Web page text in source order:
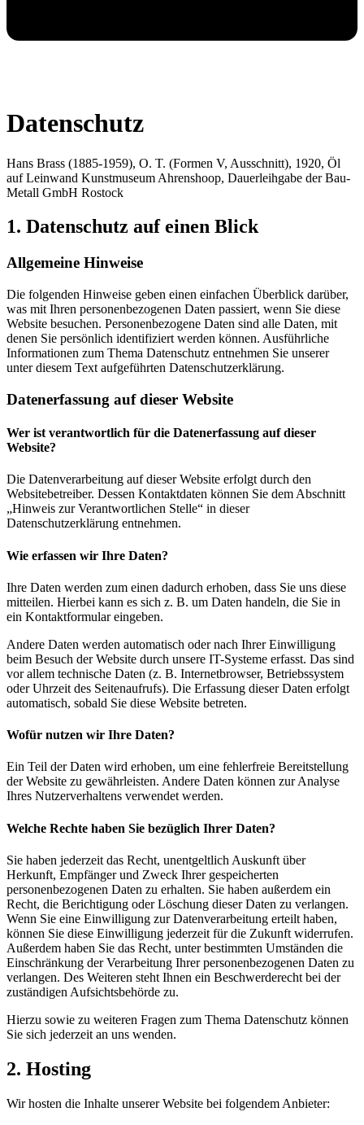
Datenschutz
Hans Brass (1885-1959), O. T. (Formen V, Ausschnitt), 1920, Öl
auf Leinwand Kunstmuseum Ahrenshoop, Dauerleihgabe der Bau-
Metall GmbH Rostock
1. Datenschutz auf einen Blick
Allgemeine Hinweise
Die folgenden Hinweise geben einen einfachen Überblick darüber,
was mit Ihren personenbezogenen Daten passiert, wenn Sie diese
Website besuchen. Personenbezogene Daten sind alle Daten, mit
denen Sie persönlich identifiziert werden können. Ausführliche
Informationen zum Thema Datenschutz entnehmen Sie unserer
unter diesem Text aufgeführten Datenschutzerklärung.
Datenerfassung auf dieser Website
Wer ist verantwortlich für die Datenerfassung auf dieser
Website?
Die Datenverarbeitung auf dieser Website erfolgt durch den
Websitebetreiber. Dessen Kontaktdaten können Sie dem Abschnitt
„Hinweis zur Verantwortlichen Stelle“ in dieser
Datenschutzerklärung entnehmen.
Wie erfassen wir Ihre Daten?
Ihre Daten werden zum einen dadurch erhoben, dass Sie uns diese
mitteilen. Hierbei kann es sich z. B. um Daten handeln, die Sie in
ein Kontaktformular eingeben.
Andere Daten werden automatisch oder nach Ihrer Einwilligung
beim Besuch der Website durch unsere IT-Systeme erfasst. Das sind
vor allem technische Daten (z. B. Internetbrowser, Betriebssystem
oder Uhrzeit des Seitenaufrufs). Die Erfassung dieser Daten erfolgt
automatisch, sobald Sie diese Website betreten.
Wofür nutzen wir Ihre Daten?
Ein Teil der Daten wird erhoben, um eine fehlerfreie Bereitstellung
der Website zu gewährleisten. Andere Daten können zur Analyse
Ihres Nutzerverhaltens verwendet werden.
Welche Rechte haben Sie bezüglich Ihrer Daten?
Sie haben jederzeit das Recht, unentgeltlich Auskunft über
Herkunft, Empfänger und Zweck Ihrer gespeicherten
personenbezogenen Daten zu erhalten. Sie haben außerdem ein
Recht, die Berichtigung oder Löschung dieser Daten zu verlangen.
Wenn Sie eine Einwilligung zur Datenverarbeitung erteilt haben,
können Sie diese Einwilligung jederzeit für die Zukunft widerrufen.
Außerdem haben Sie das Recht, unter bestimmten Umständen die
Einschränkung der Verarbeitung Ihrer personenbezogenen Daten zu
verlangen. Des Weiteren steht Ihnen ein Beschwerderecht bei der
zuständigen Aufsichtsbehörde zu.
Hierzu sowie zu weiteren Fragen zum Thema Datenschutz können
Sie sich jederzeit an uns wenden.
2. Hosting
Wir hosten die Inhalte unserer Website bei folgendem Anbieter: